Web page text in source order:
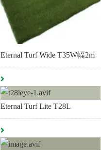
Eternal Turf Wide T35W幅2m
Eternal Turf Lite T28L